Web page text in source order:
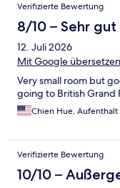
Verifizierte Bewertung
8/10 – Sehr gut
12. Juli 2026
Mit Google übersetzen
Very small room but
going to British Grand
Chien Hue,
Verifizierte Bewertung
10/10 –